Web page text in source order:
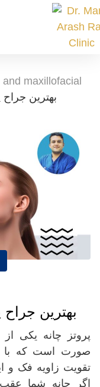
and maxillofacial
بهترین جراح
بهترین جراح
پروتز چانه یکی
صورت است که با
تقویت زاویه فک و
اگر چانه شما